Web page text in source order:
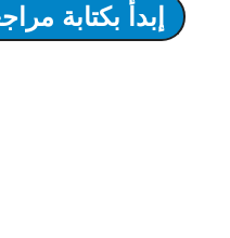
إبدأ بكتابة